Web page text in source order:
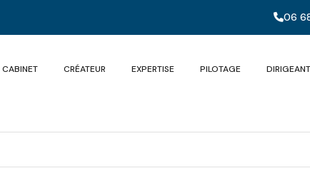
06
CABINET CRÉATEUR EXPERTISE PILOTAGE DIRIGEANT